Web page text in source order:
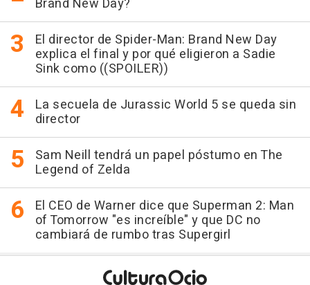
El director de Spider-Man: Brand New Day
explica el final y por qué eligieron a Sadie
Sink como ((SPOILER))
La secuela de Jurassic World 5 se queda sin
director
Sam Neill tendrá un papel póstumo en The
Legend of Zelda
El CEO de Warner dice que Superman 2: Man
of Tomorrow "es increíble" y que DC no
cambiará de rumbo tras Supergirl